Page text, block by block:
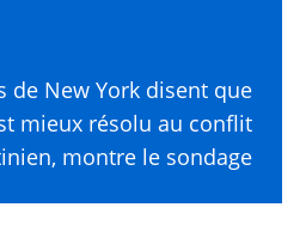
de New York disent que
mieux résolu au conflit
montre le sondage